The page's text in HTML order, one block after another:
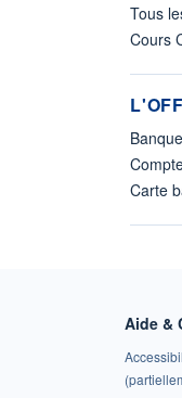
Tous
Cours
Carte
Aide &